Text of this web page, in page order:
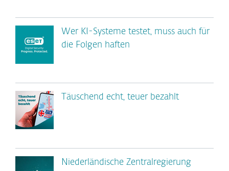
Wer KI-Systeme testet, muss auch für
die Folgen haften
Täuschend echt, teuer bezahlt
Niederländische Zentralregierung